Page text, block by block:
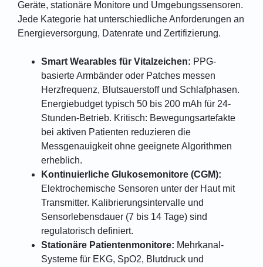
Geräte, stationäre Monitore und Umgebungssensoren.
Jede Kategorie hat unterschiedliche Anforderungen an
Energieversorgung, Datenrate und Zertifizierung.
Smart Wearables für Vitalzeichen: PPG-
basierte Armbänder oder Patches messen
Herzfrequenz, Blutsauerstoff und Schlafphasen.
Energiebudget typisch 50 bis 200 mAh für 24-
Stunden-Betrieb. Kritisch: Bewegungsartefakte
bei aktiven Patienten reduzieren die
Messgenauigkeit ohne geeignete Algorithmen
erheblich.
Kontinuierliche Glukosemonitore (CGM):
Elektrochemische Sensoren unter der Haut mit
Transmitter. Kalibrierungsintervalle und
Sensorlebensdauer (7 bis 14 Tage) sind
regulatorisch definiert.
Stationäre Patientenmonitore: Mehrkanal-
Systeme für EKG, SpO2, Blutdruck und